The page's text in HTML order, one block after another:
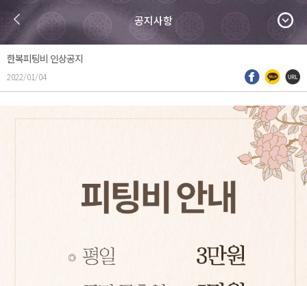
공지사항
한복피팅비 인상공지
2022/01/04